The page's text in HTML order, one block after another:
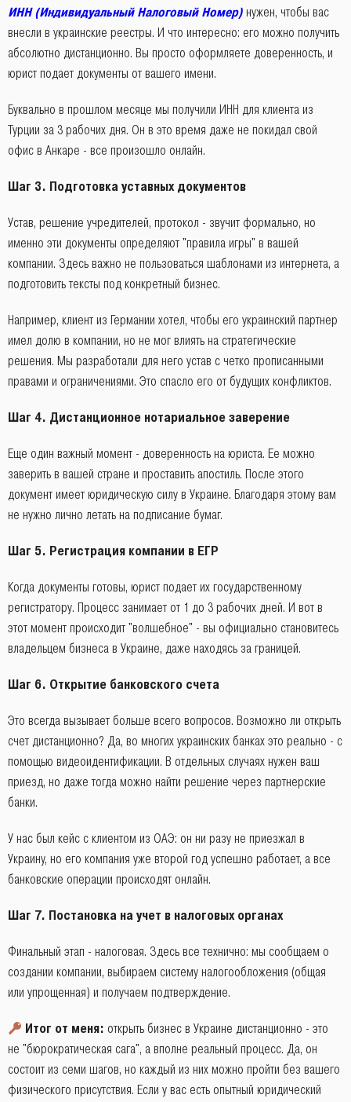
ИНН (Индивидуальный Налоговый Номер) нужен, чтобы вас
внесли в украинские реестры. И что интересно: его можно получить
абсолютно дистанционно. Вы просто оформляете доверенность, и
юрист подает документы от вашего имени.
Буквально в прошлом месяце мы получили ИНН для клиента из
Турции за 3 рабочих дня. Он в это время даже не покидал свой
офис в Анкаре - все произошло онлайн.
Шаг 3. Подготовка уставных документов
Устав, решение учредителей, протокол - звучит формально, но
именно эти документы определяют "правила игры" в вашей
компании. Здесь важно не пользоваться шаблонами из интернета, а
подготовить тексты под конкретный бизнес.
Например, клиент из Германии хотел, чтобы его украинский партнер
имел долю в компании, но не мог влиять на стратегические
решения. Мы разработали для него устав с четко прописанными
правами и ограничениями. Это спасло его от будущих конфликтов.
Шаг 4. Дистанционное нотариальное заверение
Еще один важный момент - доверенность на юриста. Ее можно
заверить в вашей стране и проставить апостиль. После этого
документ имеет юридическую силу в Украине. Благодаря этому вам
не нужно лично летать на подписание бумаг.
Шаг 5. Регистрация компании в ЕГР
Когда документы готовы, юрист подает их государственному
регистратору. Процесс занимает от 1 до 3 рабочих дней. И вот в
этот момент происходит "волшебное" - вы официально становитесь
владельцем бизнеса в Украине, даже находясь за границей.
Шаг 6. Открытие банковского счета
Это всегда вызывает больше всего вопросов. Возможно ли открыть
счет дистанционно? Да, во многих украинских банках это реально - с
помощью видеоидентификации. В отдельных случаях нужен ваш
приезд, но даже тогда можно найти решение через партнерские
банки.
У нас был кейс с клиентом из ОАЭ: он ни разу не приезжал в
Украину, но его компания уже второй год успешно работает, а все
банковские операции происходят онлайн.
Шаг 7. Постановка на учет в налоговых органах
Финальный этап - налоговая. Здесь все технично: мы сообщаем о
создании компании, выбираем систему налогообложения (общая
или упрощенная) и получаем подтверждение.
Итог от меня: открыть бизнес в Украине дистанционно - это
не "бюрократическая сага", а вполне реальный процесс. Да, он
состоит из семи шагов, но каждый из них можно пройти без вашего
физического присутствия. Если у вас есть опытный юридический